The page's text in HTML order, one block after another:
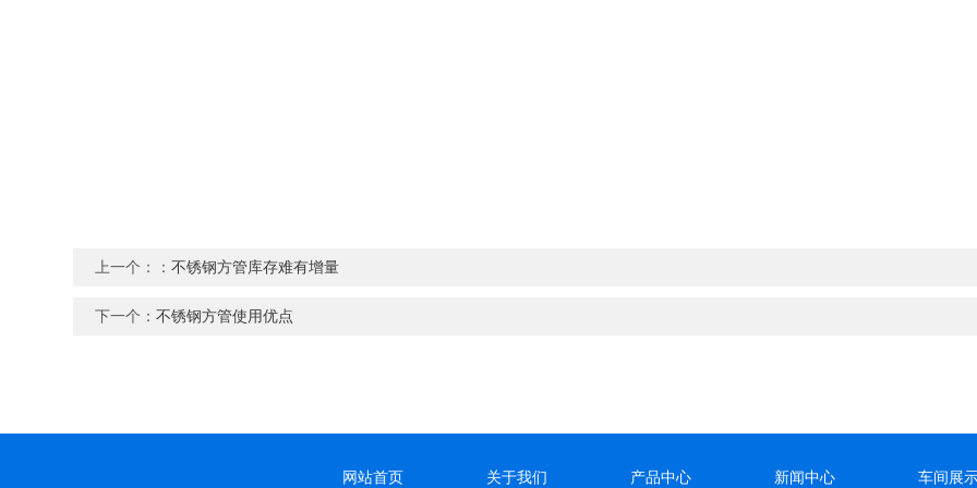
上一个：：不锈钢方管库存难有增量
下一个：不锈钢方管使用优点
网站首页 关于我们 产品中心 新闻中心 车间展